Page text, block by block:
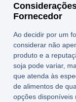
Fornecedor
Ao decidir por um
considerar não
produto e a
soja pode variar,
que atenda às
de alimentos de
opções disponíveis